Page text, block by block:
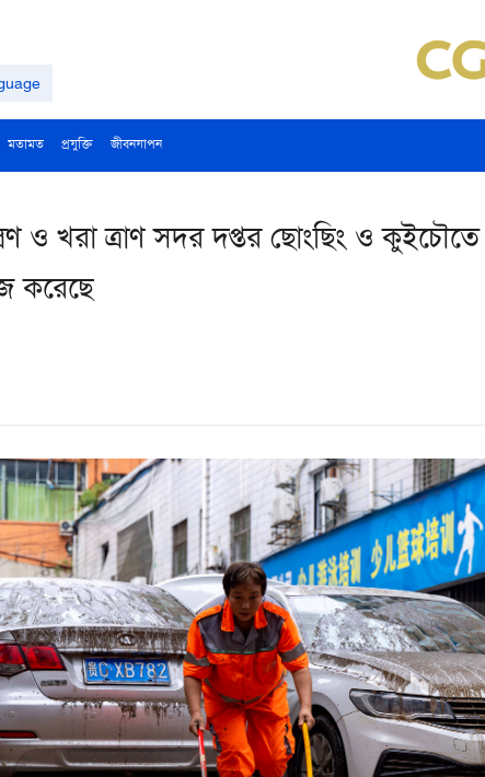
মতামত প্রযুক্তি জীবনযাপন
ও খরা ত্রাণ সদর দপ্তর ছোংছিং ও কুইচৌতে
করেছে